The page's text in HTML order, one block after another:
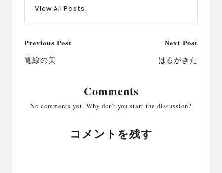
View All Posts
Post
navigation
Previous Post
電線の美
Next Post
はるがきた
Comments
No comments yet. Why don’t you start the discussion?
コメントを残す